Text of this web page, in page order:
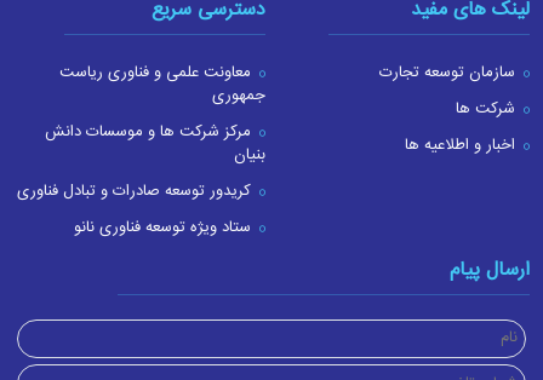
لینک های مفید
سازمان توسعه تجارت
شرکت ها
اخبار و اطلاعیه ها
دسترسی سریع
معاونت علمی و فناوری ریاست
جمهوری
مرکز شرکت ها و موسسات دانش
بنیان
کریدور توسعه صادرات و تبادل فناوری
ستاد ویژه توسعه فناوری نانو
ارسال پیام